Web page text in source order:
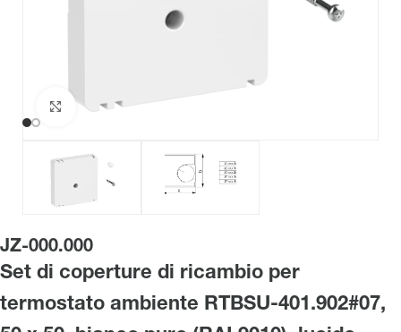
JZ-000.000
Set di coperture di ricambio per
termostato ambiente RTBSU-401.902#07,
Clicca per ingrandire